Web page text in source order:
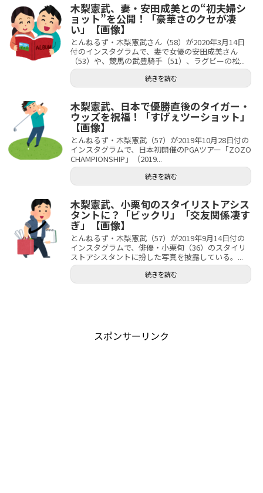
木梨憲武、妻・安田成美との“初夫婦シ
ョット”を公開！「豪華さのクセが凄
い」【画像】
とんねるず・木梨憲武さん（58）が2020年3月14日
付のインスタグラムで、妻で女優の安田成美さん
（53）や、競馬の武豊騎手（51）、ラグビーの松...
続きを読む
木梨憲武、日本で優勝直後のタイガー・
ウッズを祝福！「すげぇツーショット」
【画像】
とんねるず・木梨憲武（57）が2019年10月28日付の
インスタグラムで、日本初開催のPGAツアー「ZOZO
CHAMPIONSHIP」（2019...
続きを読む
木梨憲武、小栗旬のスタイリストアシス
タントに？「ビックリ」「交友関係凄す
ぎ」【画像】
とんねるず・木梨憲武（57）が2019年9月14日付の
インスタグラムで、俳優・小栗旬（36）のスタイリ
ストアシスタントに扮した写真を披露している。...
続きを読む
スポンサーリンク